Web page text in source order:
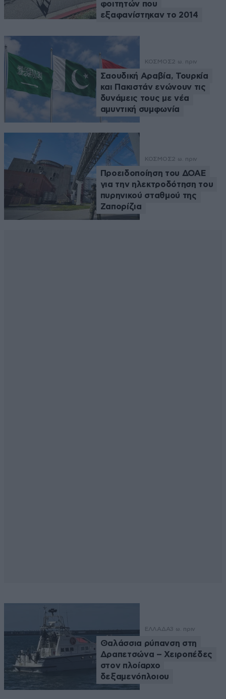
φοιτητών που
εξαφανίστηκαν το 2014
ΚΟΣΜΟΣ2 ω. πριν
Σαουδική Αραβία, Τουρκία
και Πακιστάν ενώνουν τις
δυνάμεις τους με νέα
αμυντική συμφωνία
ΚΟΣΜΟΣ2 ω. πριν
Προειδοποίηση του ΔΟΑΕ
για την ηλεκτροδότηση του
πυρηνικού σταθμού της
Ζαπορίζια
ΕΛΛΑΔΑ3 ω. πριν
Θαλάσσια ρύπανση στη
Δραπετσώνα – Χειροπέδες
στον πλοίαρχο
δεξαμενόπλοιου